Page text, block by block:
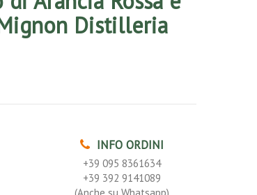
Distilleria
INFO ORDINI
+39 095 8361634
+39 392 9141089